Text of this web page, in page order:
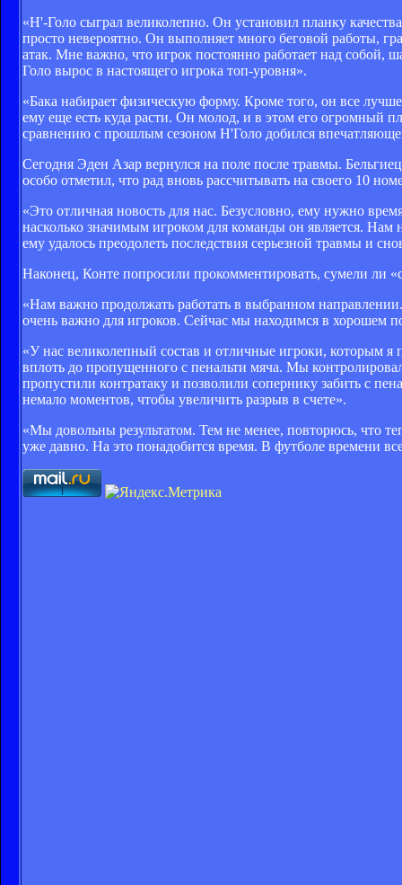
«Н'-Голо сыграл великолепно. Он установил планку
просто невероятно. Он выполняет много беговой работы,
атак. Мне важно, что игрок постоянно работает над собой,
Голо вырос в настоящего игрока топ-уровня».
«Бака набирает физическую форму. Кроме того, он все
ему еще есть куда расти. Он молод, и в этом его огромный
сравнению с прошлым сезоном Н'Голо добился
Сегодня Эден Азар вернулся на поле после травмы.
особо отметил, что рад вновь рассчитывать на своего 10
«Это отличная новость для нас. Безусловно, ему нужно
насколько значимым игроком для команды он является. Нам
ему удалось преодолеть последствия серьезной травмы и
Наконец, Конте попросили прокомментировать, сумели ли
«Нам важно продолжать работать в выбранном
очень важно для игроков. Сейчас мы находимся в хорошем
«У нас великолепный состав и отличные игроки, которым
вплоть до пропущенного с пенальти мяча. Мы
пропустили контратаку и позволили сопернику забить с
немало моментов, чтобы увеличить разрыв в счете».
«Мы довольны результатом. Тем не менее, повторюсь, что
уже давно. На это понадобится время. В футболе времени